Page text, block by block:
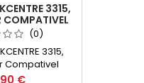
3315,
COMPATIVEL
(0)
3315,
Compativel
106R02313
€